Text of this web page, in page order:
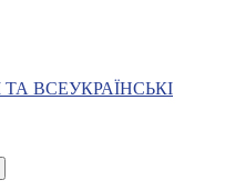
ВСЕУКРАЇНСЬКІ